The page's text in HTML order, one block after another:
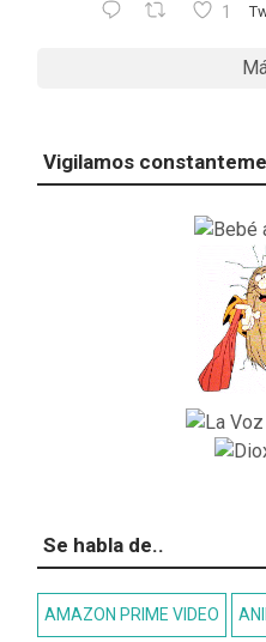
1
Vigilamos
Se habla de..
AMAZON PRIME VIDEO